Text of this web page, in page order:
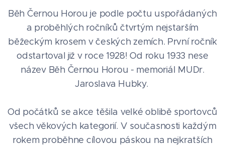
Běh Černou Horou je podle počtu uspořádaných
a proběhlých ročníků čtvrtým nejstarším
běžeckým krosem v českých zemích. První ročník
odstartoval již v roce 1928! Od roku 1933 nese
název Běh Černou Horou - memoriál MUDr.
Jaroslava Hubky.
Od počátků se akce těšila velké oblibě sportovců
všech věkových kategorií. V současnosti každým
rokem proběhne cílovou páskou na nejkratších